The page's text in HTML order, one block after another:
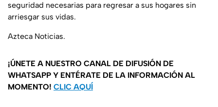
seguridad necesarias para regresar a sus hogares sin
arriesgar sus vidas.
Azteca Noticias.
¡ÚNETE A NUESTRO CANAL DE DIFUSIÓN DE
WHATSAPP Y ENTÉRATE DE LA INFORMACIÓN AL
MOMENTO! CLIC AQUÍ